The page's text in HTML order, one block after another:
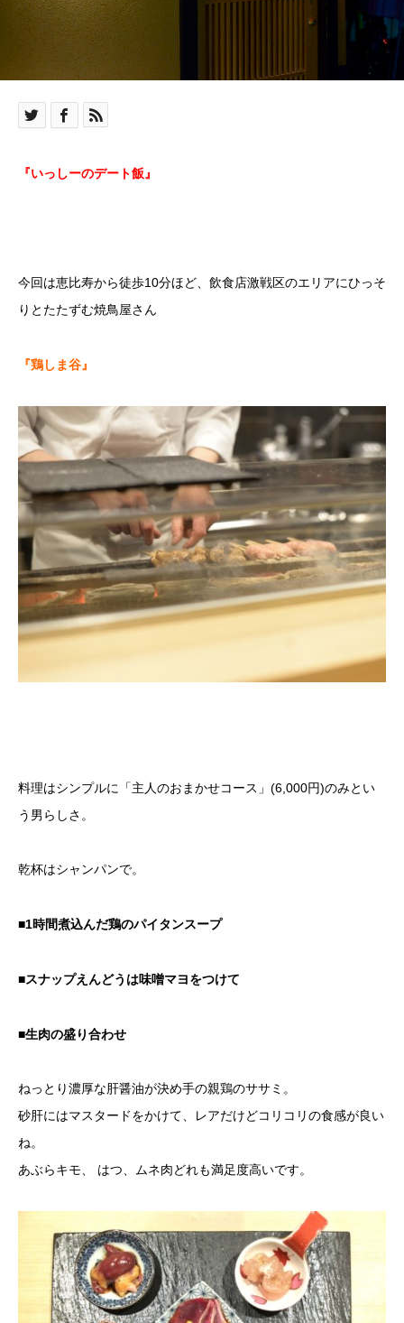
『いっしーのデート飯』
今回は恵比寿から徒歩10分ほど、飲食店激戦区のエリアにひっそ
りとたたずむ焼鳥屋さん
『鶏しま谷』
料理はシンプルに「主人のおまかせコース」(6,000円)のみとい
う男らしさ。
乾杯はシャンパンで。
■1時間煮込んだ鶏のパイタンスープ
■スナップえんどうは味噌マヨをつけて
■生肉の盛り合わせ
ねっとり濃厚な肝醤油が決め手の親鶏のササミ。
砂肝にはマスタードをかけて、レアだけどコリコリの食感が良い
ね。
あぶらキモ、 はつ、ムネ肉どれも満足度高いです。